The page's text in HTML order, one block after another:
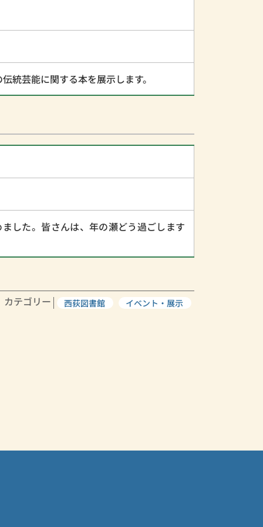
統芸能に関する本を展示します。
した。皆さんは、年の瀬どう過ごします
カテゴリー 西荻図書館 イベント・展示